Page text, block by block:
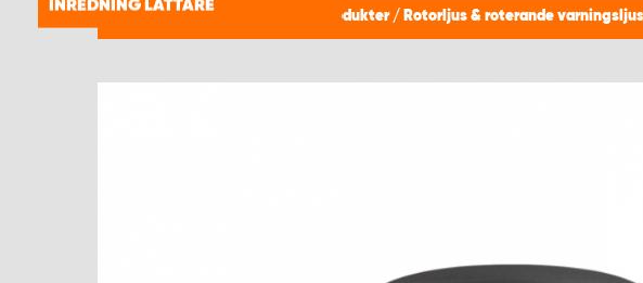
INREDNING LÄTTARE
PRODUKTER
Varningsljus, Blixtljus & APV produkter / Rotorljus & roterande varningsljus